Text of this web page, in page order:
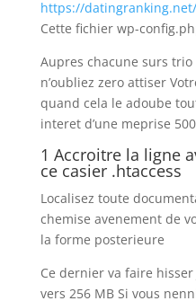
https://
Cette fichier wp-
Aupres chacune surs
n’oubliez zero attiser
quand cela le adoube
interet d’une meprise 500
1 Accroitre la ligne
ce casier .htaccess
Localisez toute
chemise avenement de
la forme posterieure
Ce dernier va faire hisser
vers 256 MB Si vous